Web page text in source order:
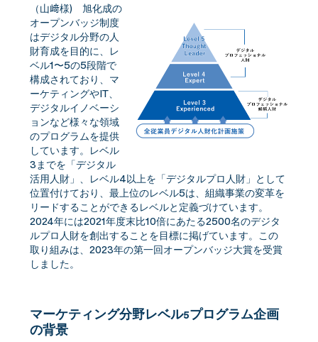
（山﨑様) 旭化成の
オープンバッジ制度
はデジタル分野の人
財育成を目的に、レ
ベル1〜5の5段階で
構成されており、マ
ーケティングやIT、
デジタルイノベーシ
ョンなど様々な領域
のプログラムを提供
しています。レベル
3までを「デジタル
活用人財」、レベル4以上を「デジタルプロ人財」として
位置付けており、最上位のレベル5は、組織事業の変革を
リードすることができるレベルと定義づけています。
2024年には2021年度末比10倍にあたる2500名のデジタ
ルプロ人財を創出することを目標に掲げています。この
取り組みは、2023年の第一回オープンバッジ大賞を受賞
しました。
マーケティング分野レベル5プログラム企画
の背景